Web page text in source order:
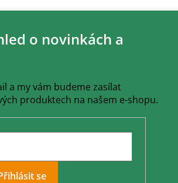
o novinkách a
a my vám budeme zasílat
produktech na našem e-shopu.
se